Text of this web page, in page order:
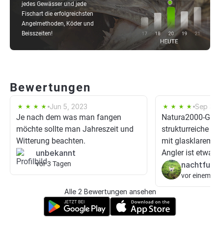
jedes Gewässer und jede
Fischart die erfolgreichsten
Angelmethoden, Köder und
Beisszeiten!
Bewertungen
Jun 5, 2023
Je nach dem was man fangen
möchte sollte man Jahreszeit und
Witterung beachten.
unbekannt
vor 3 Tagen
Sep 3,
Natura2000-
strukturreiche
mit glasklarem
Angler ist etwas
vor einem
Alle 2 Bewertungen ansehen